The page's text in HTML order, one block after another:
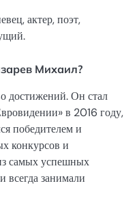
актер, поэт,
Михаил?
достижений. Он стал
в 2016 году,
победителем и
конкурсов и
самых успешных
всегда занимали